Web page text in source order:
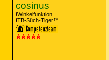
cosinus
Winkelfunktion
TB-Süch-Tiger™